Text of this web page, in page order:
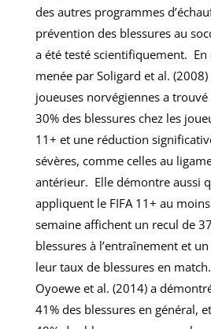
des autres programmes
prévention des blessures au
a été testé scientifiquement.
menée par Soligard et al.
joueuses norvégiennes a
30% des blessures chez les
11+ et une réduction
sévères, comme celles au
antérieur. Elle démontre aussi
appliquent le FIFA 11+ au
semaine affichent un recul de
blessures à l’entraînement et
leur taux de blessures en
Oyoewe et al. (2014) a
41% des blessures en général,